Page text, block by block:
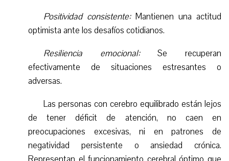
Positividad consistente:Mantienen una actitud
optimista ante los desafíos cotidianos.
Resiliencia emocional:Se recuperan
efectivamente de situaciones estresantes o
adversas.
Las personas con cerebro equilibrado están lejos
de tener déficit de atención, no caen en
preocupaciones excesivas, ni en patrones de
negatividad persistente o ansiedad crónica.